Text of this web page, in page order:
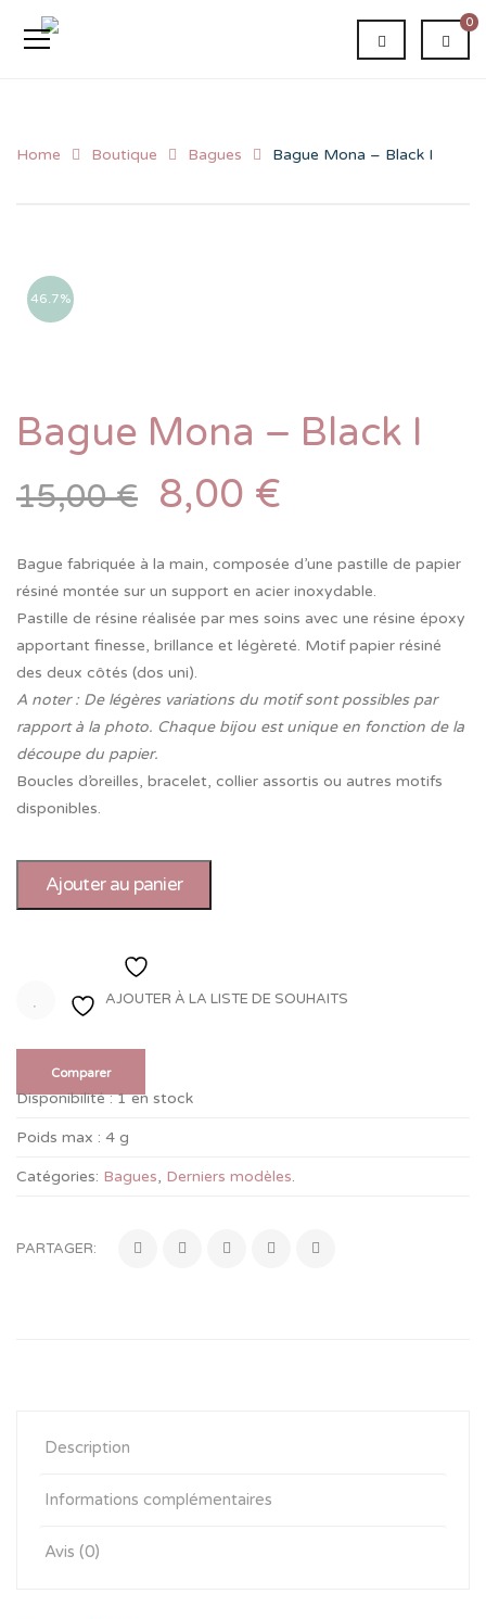
0
Home Boutique Bagues Bague Mona – Black I
46.7%
Bague Mona – Black I
15,00€ 8,00 €
Bague fabriquée à la main, composée d’une pastille de papier
résiné montée sur un support en acier inoxydable.
Pastille de résine réalisée par mes soins avec une résine époxy
apportant finesse, brillance et légèreté. Motif papier résiné
des deux côtés (dos uni).
A noter : De légères variations du motif sont possibles par
rapport à la photo. Chaque bijou est unique en fonction de la
découpe du papier.
Boucles d’oreilles, bracelet, collier assortis ou autres motifs
disponibles.
Ajouter au panier
AJOUTER À LA LISTE DE SOUHAITS
Comparer
Disponibilité : 1 en stock
Poids max : 4 g
Catégories: Bagues, Derniers modèles.
PARTAGER:
Description
Informations complémentaires
Avis (0)